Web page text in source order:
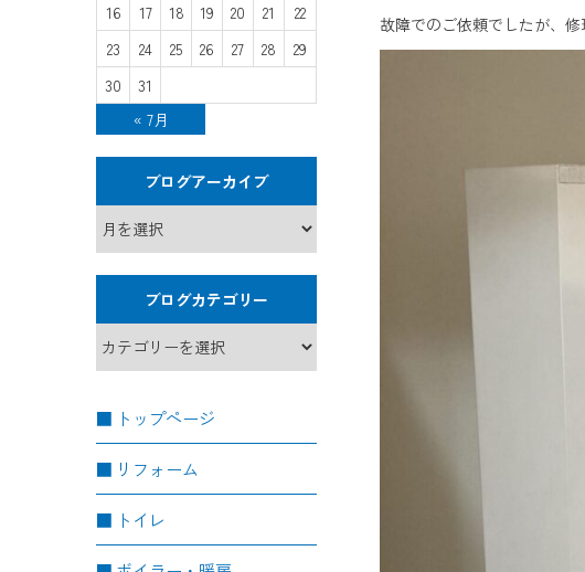
16
17 18 19 20 21
22
23
24 25 26 27 28
29
30
31
« 7月
ブログアーカイブ
ブログカテゴリー
トップページ
リフォーム
トイレ
故障でのご依頼でしたが、